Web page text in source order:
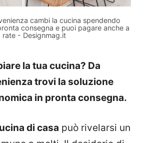
cambi la cucina spendendo
consegna e puoi pagare anche a
rate - Designmag.it
la tua cucina? Da
trovi la soluzione
in pronta consegna.
di casa può rivelarsi un